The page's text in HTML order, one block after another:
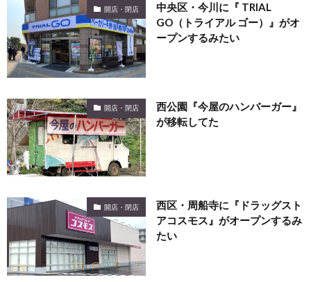
開店・閉店
中央区・今川に『 TRIAL
GO（トライアル ゴー）』がオ
ープンするみたい
開店・閉店
西公園『今屋のハンバーガー』
が移転してた
開店・閉店
西区・周船寺に『ドラッグスト
アコスモス』がオープンするみ
たい